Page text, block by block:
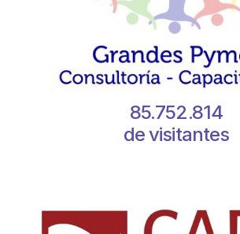
85.752.814
de visitantes